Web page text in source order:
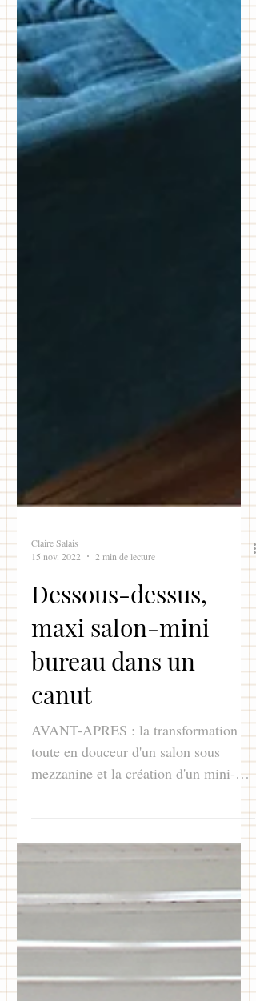
Claire Salais
Dessous-dessus,
maxi salon-mini
bureau dans un
canut
bureau dans un canut croix-rousse